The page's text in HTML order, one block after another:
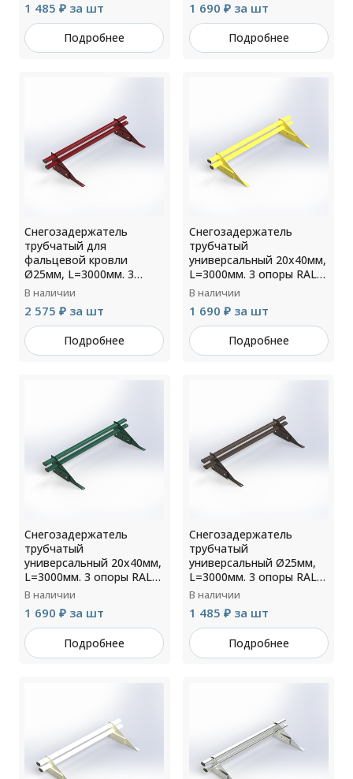
1 485 ₽ за шт
Подробнее
1 690 ₽ за шт
Подробнее
Снегозадержатель
трубчатый для
фальцевой кровли
Ø25мм, L=3000мм. 3
опоры RAL 3005
В наличии
2 575 ₽ за шт
Подробнее
Снегозадержатель
трубчатый
универсальный 20х40мм,
L=3000мм. 3 опоры RAL
1014
В наличии
1 690 ₽ за шт
Подробнее
Снегозадержатель
трубчатый
универсальный 20х40мм,
L=3000мм. 3 опоры RAL
6005
В наличии
1 690 ₽ за шт
Подробнее
Снегозадержатель
трубчатый
универсальный Ø25мм,
L=3000мм. 3 опоры RAL
8019
В наличии
1 485 ₽ за шт
Подробнее